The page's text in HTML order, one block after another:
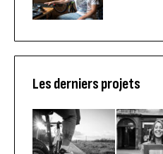
Les derniers projets